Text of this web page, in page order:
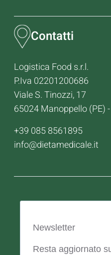
Contatti
Logistica Food s.r.l.
P.Iva 02201200686
Viale S. Tinozzi, 17
65024 Manoppello (PE)
+39 085 8561895
info@dietamedicale.it
Newsletter
Resta aggiornato